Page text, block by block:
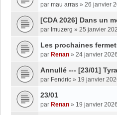
par mau arras » 26 janvier
[CDA 2026] Dans un
par Imuzerg » 25 janvier
Les prochaines
par Renan » 24 janvier
Annullé --- [23/01]
par Fendric » 19 janvier
23/01
par Renan » 19 janvier